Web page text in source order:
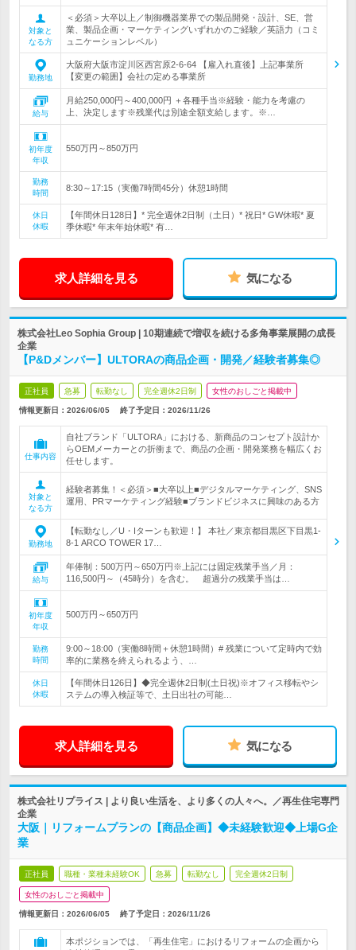
対象と
なる方
＜必須＞大卒以上／制御機器業界での製品開発・設計、SE、営
業、製品企画・マーケティングいずれかのご経験／英語力（コミ
ュニケーションレベル）
勤務地
大阪府大阪市淀川区西宮原2-6-64 【雇入れ直後】上記事業所
【変更の範囲】会社の定める事業所
給与
月給250,000円～400,000円 ＋各種手当※経験・能力を考慮の
上、決定します※残業代は別途全額支給します。※…
初年度
年収
550万円～850万円
勤務
時間
8:30～17:15（実働7時間45分）休憩1時間
休日
休暇
【年間休日128日】* 完全週休2日制（土日）* 祝日* GW休暇* 夏
季休暇* 年末年始休暇* 有…
求人詳細を見る 気になる
株式会社Leo Sophia Group | 10期連続で増収を続ける多角事業展開の成長
企業
【P&Dメンバー】ULTORAの商品企画・開発／経験者募集◎
正社員 急募 転勤なし 完全週休2日制 女性のおしごと掲載中
情報更新日：2026/06/05 終了予定日： 2026/11/26
仕事内容
自社ブランド「ULTORA」における、新商品のコンセプト設計か
らOEMメーカーとの折衝まで、商品の企画・開発業務を幅広くお
任せします。
対象と
なる方
経験者募集！＜必須＞■大卒以上■デジタルマーケティング、SNS
運用、PRマーケティング経験■ブランドビジネスに興味のある方
勤務地
【転勤なし／U・Iターンも歓迎！】 本社／東京都目黒区下目黒1-
8-1 ARCO TOWER 17…
給与
年俸制：500万円～650万円※上記には固定残業手当／月：
116,500円～（45時分）を含む。 超過分の残業手当は…
初年度
年収
500万円～650万円
勤務
時間
9:00～18:00（実働8時間＋休憩1時間）# 残業について定時内で効
率的に業務を終えられるよう、…
休日
休暇
【年間休日126日】◆完全週休2日制(土日祝)※オフィス移転やシ
ステムの導入検証等で、土日出社の可能…
求人詳細を見る 気になる
株式会社リプライス | より良い生活を、より多くの人々へ。／再生住宅専門
企業
大阪｜リフォームプランの【商品企画】◆未経験歓迎◆上場G企
業
正社員 職種・業種未経験OK 急募 転勤なし 完全週休2日制
女性のおしごと掲載中
情報更新日：2026/06/05 終了予定日： 2026/11/26
本ポジションでは、「再生住宅」におけるリフォームの企画から